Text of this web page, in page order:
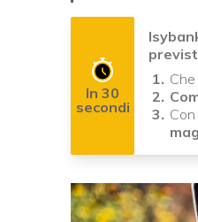
In 30
secondi